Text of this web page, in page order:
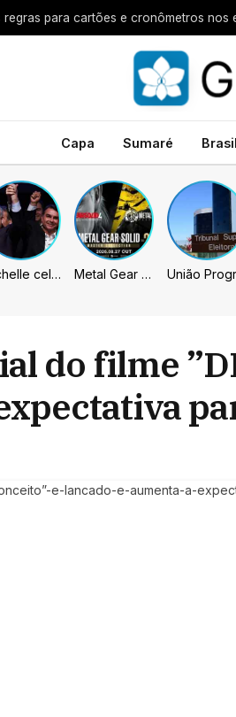
para cartões e cronômetros nos
Capa Sumaré Brasil
Michelle celebra vice de Flávio: “Que chapa possa ser vitoriosa” Metal Gear Solid: Master Collection 2 terá legendas e menus em portugues
do filme